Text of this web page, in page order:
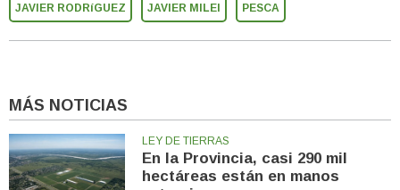
JAVIER RODRíGUEZ JAVIER MILEI PESCA
MÁS NOTICIAS
LEY DE TIERRAS
En la Provincia, casi 290 mil
hectáreas están en manos